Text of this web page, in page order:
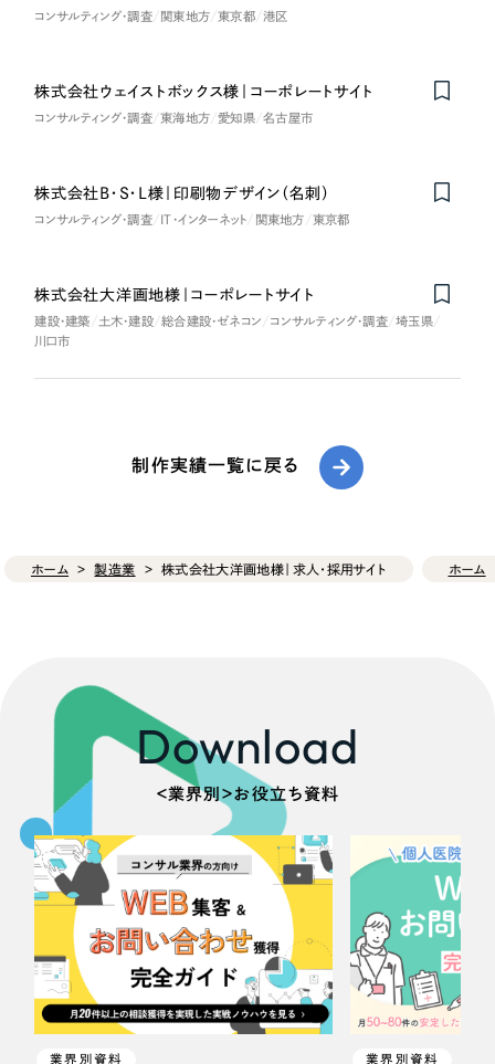
コンサルティング・調査 関東地方 東京都 港区
Nominee
株式会社ウェイストボックス様｜コーポレートサイト
コンサルティング・調査 東海地方 愛知県 名古屋市
株式会社B・S・L様｜印刷物デザイン（名刺）
コンサルティング・調査 IT・インターネット 関東地方 東京都
株式会社大洋画地様｜コーポレートサイト
建設・建築 土木・建設 総合建設・ゼネコン コンサルティング・調査
埼玉県
川口市
制作実績一覧に戻る
ホーム 製造業 株式会社大洋画地様｜求人・採用サイト ホーム
Download
＜業界別＞お役立ち資料
業界別資料 業界別資料